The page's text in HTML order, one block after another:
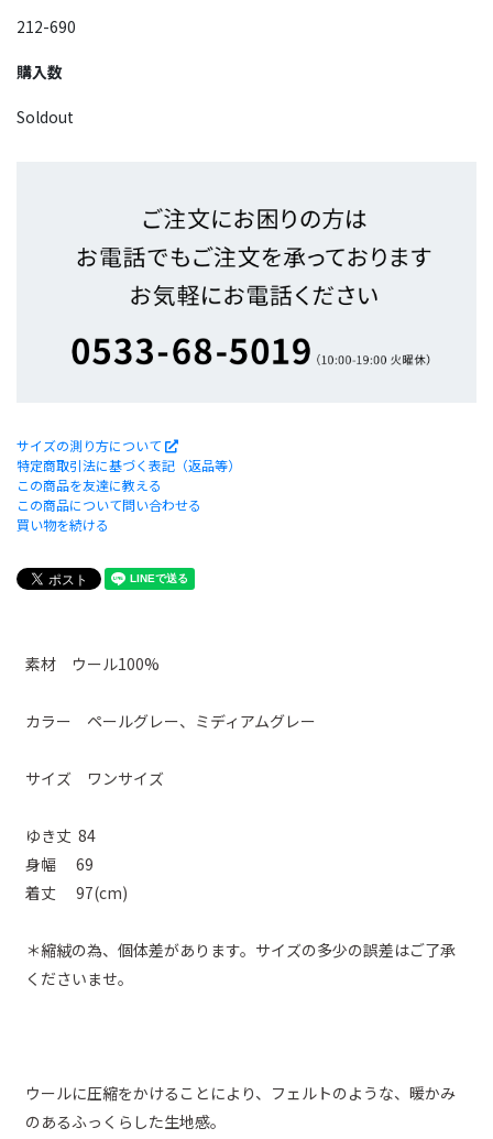
212-690
購入数
Soldout
サイズの測り方について
特定商取引法に基づく表記（返品等）
この商品を友達に教える
この商品について問い合わせる
買い物を続ける
素材 ウール100%
カラー ペールグレー、ミディアムグレー
サイズ ワンサイズ
ゆき丈 84
身幅 69
着丈 97(cm)
＊縮絨の為、個体差があります。サイズの多少の誤差はご了承
くださいませ。
ウールに圧縮をかけることにより、フェルトのような、暖かみ
のあるふっくらした生地感。